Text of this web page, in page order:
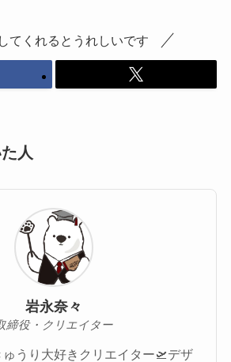
てくれるとうれしいです
人
岩永奈々
締役・クリエイター
うり大好きクリエイター🛫デザ